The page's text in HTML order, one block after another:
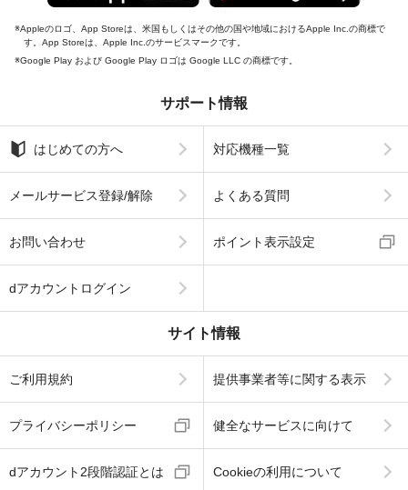
Appleのロゴ、App Storeは、米国もしくはその他の国や地域におけるApple Inc.の商標で
す。App Storeは、Apple Inc.のサービスマークです。
Google Play および Google Play ロゴは Google LLC の商標です。
サポート情報
はじめての方へ 対応機種一覧
メールサービス登録/解除 よくある質問
お問い合わせ ポイント表示設定
dアカウントログイン
サイト情報
ご利用規約 提供事業者等に関する表示
プライバシーポリシー 健全なサービスに向けて
dアカウント2段階認証とは Cookieの利用について